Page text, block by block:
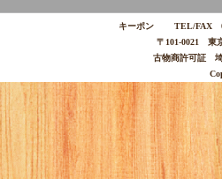
キーポン TEL/FAX
〒101-0021 東
古物商許可証